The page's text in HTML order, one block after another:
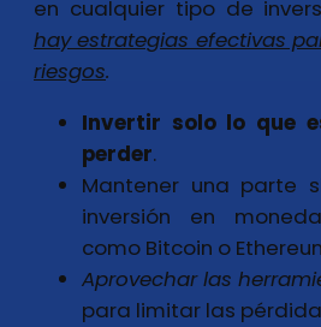
en cualquier tipo de
hay estrategias efectivas
riesgos.
Invertir solo lo que
perder.
Mantener una parte
inversión en
como Bitcoin o
Aprovechar las
para limitar las